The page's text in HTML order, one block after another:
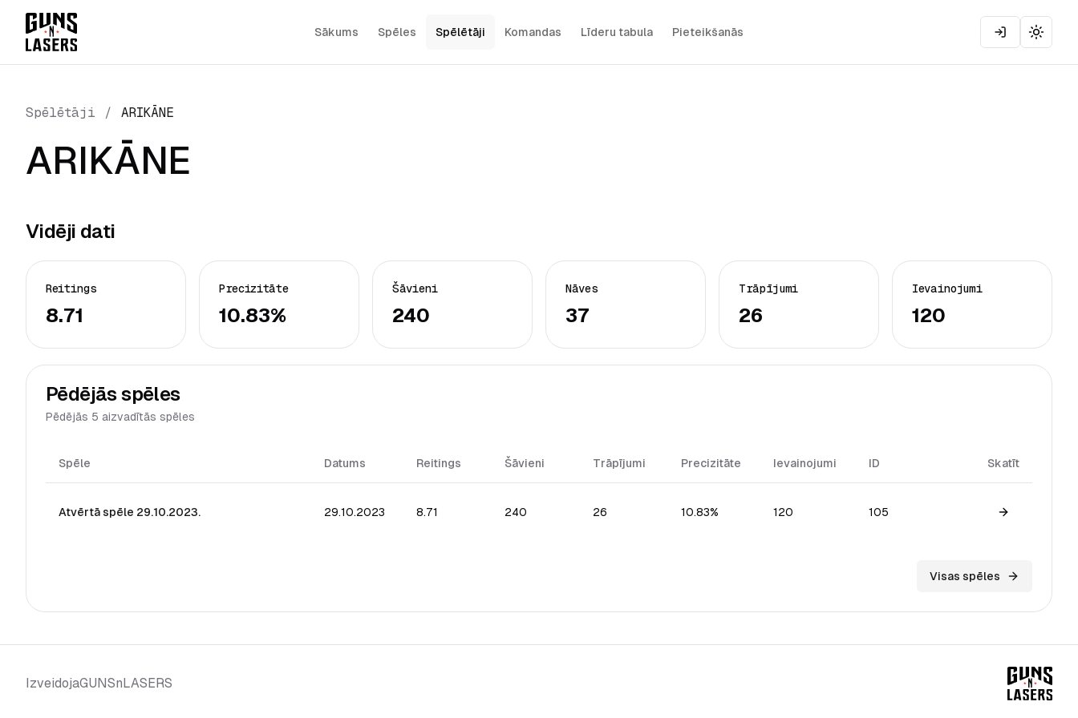
Sākums Spēles Spēlētāji Komandas Līderu tabula Pieteikšanās
Toggle
Spēlētāji / ARIKĀNE
ARIKĀNE
Vidēji dati
Reitings
8.71
Precizitāte
10.83%
Šāvieni
240
Nāves
37
Trāpījumi
26
Ievainojumi
120
Pēdējās spēles
Pēdējās 5 aizvadītās spēles
Spēle Datums Reitings Šāvieni Trāpījumi Precizitāte Ievainojumi ID Skatīt
Atvērtā spēle 29.10.2023. 29.10.2023 8.71 240 26 10.83% 120 105
View game
Visas spēles
IzveidojaGUNSnLASERS